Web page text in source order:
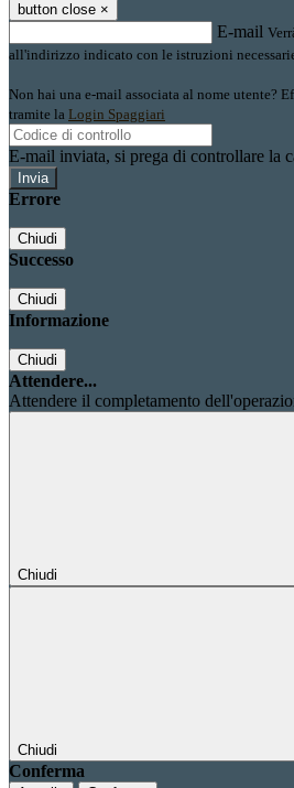
button close ×
E-mail
all'indirizzo indicato con le istruzioni
Non hai una e-mail associata al nome utente?
tramite la Login Spaggiari
E-mail inviata, si prega di controllare la
Errore
Chiudi
Successo
Chiudi
Informazione
Chiudi
Attendere...
Attendere il completamento
Chiudi
Chiudi
Conferma